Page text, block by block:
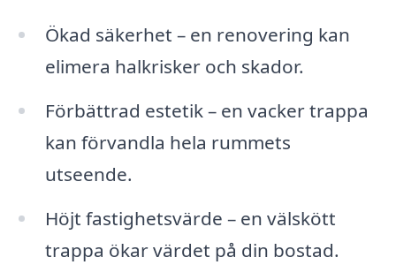
Ökad säkerhet – en renovering kan
elimera halkrisker och skador.
Förbättrad estetik – en vacker trappa
kan förvandla hela rummets
utseende.
Höjt fastighetsvärde – en välskött
trappa ökar värdet på din bostad.